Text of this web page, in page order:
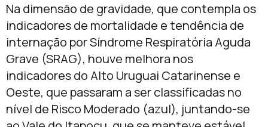
Na dimensão de gravidade, que contempla os
indicadores de mortalidade e tendência de
internação por Síndrome Respiratória Aguda
Grave (SRAG), houve melhora nos
indicadores do Alto Uruguai Catarinense e
Oeste, que passaram a ser classificadas no
nível de Risco Moderado (azul), juntando-se